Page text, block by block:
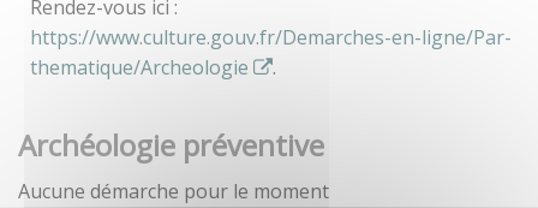
Rendez-vous ici :
https://www.culture.gouv.fr/Demarches-en-ligne/Par-
thematique/Archeologie
.
Archéologie préventive
Aucune démarche pour le moment